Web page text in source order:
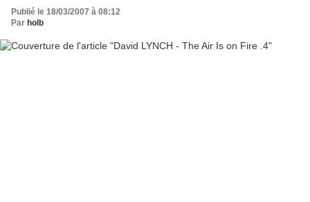
Publié le 18/03/2007 à 08:12
Par holb